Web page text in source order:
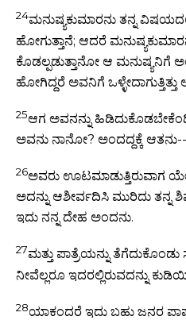
24ಮನುಷ್ಯಕುಮಾರನು ತನ್ನ
ಹೋಗುತ್ತಾನೆ; ಆದರೆ
ಕೊಡಲ್ಪಡುತ್ತಾನೋ ಆ ಮನುಷ್ಯನಿಗೆ
ಹೋಗಿದ್ದರೆ ಅವನಿಗೆ ಒಳ್ಳೇದಾಗುತ್ತಿತ್ತು
25ಆಗ ಅವನನ್ನು
ಅವನು ನಾನೋ? ಅಂದದ್ದಕ್ಕೆ ಆತನು--
26ಅವರು ಊಟಮಾಡುತ್ತಿರುವಾಗ
ಅದನ್ನು ಆಶೀರ್ವದಿಸಿ ಮುರಿದು ತನ್ನ
ಇದು ನನ್ನ ದೇಹ ಅಂದನು.
27ಮತ್ತು ಪಾತ್ರೆಯನ್ನು
ನೀವೆಲ್ಲರೂ ಇದರಲ್ಲಿರುವದನ್ನು
28ಯಾಕಂದರೆ ಇದು ಬಹು ಜನರ